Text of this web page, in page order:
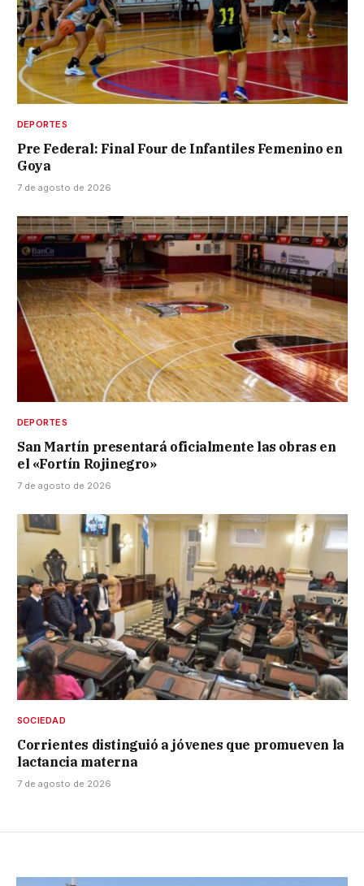
DEPORTES
Pre Federal: Final Four de Infantiles Femenino en
Goya
7 de agosto de 2026
DEPORTES
San Martín presentará oficialmente las obras en
el «Fortín Rojinegro»
7 de agosto de 2026
SOCIEDAD
Corrientes distinguió a jóvenes que promueven la
lactancia materna
7 de agosto de 2026